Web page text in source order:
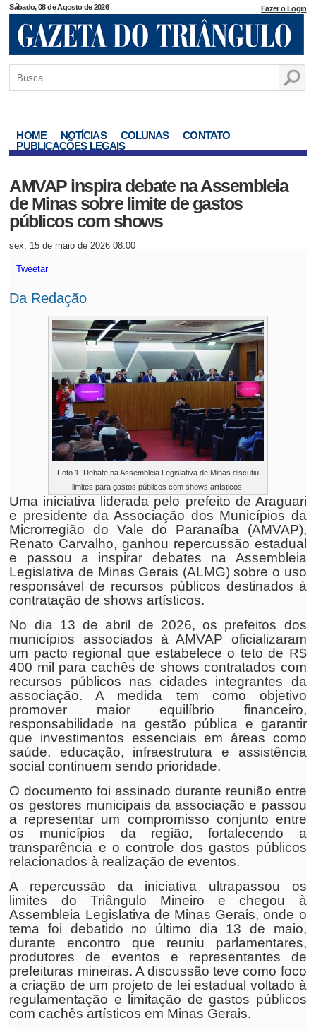
Sábado, 08 de Agosto de 2026 Fazer o Login
HOME NOTÍCIAS COLUNAS
CONTATO
PUBLICAÇÕES LEGAIS
AMVAP inspira debate na Assembleia
de Minas sobre limite de gastos
públicos com shows
sex, 15 de maio de 2026 08:00
Tweetar
Da Redação
Foto 1: Debate na Assembleia Legislativa de Minas discutiu
limites para gastos públicos com shows artísticos.
Uma iniciativa liderada pelo prefeito de Araguari
e presidente da Associação dos Municípios da
Microrregião do Vale do Paranaíba (AMVAP),
Renato Carvalho, ganhou repercussão estadual
e passou a inspirar debates na Assembleia
Legislativa de Minas Gerais (ALMG) sobre o uso
responsável de recursos públicos destinados à
contratação de shows artísticos.
No dia 13 de abril de 2026, os prefeitos dos
municípios associados à AMVAP oficializaram
um pacto regional que estabelece o teto de R$
400 mil para cachês de shows contratados com
recursos públicos nas cidades integrantes da
associação. A medida tem como objetivo
promover maior equilíbrio financeiro,
responsabilidade na gestão pública e garantir
que investimentos essenciais em áreas como
saúde, educação, infraestrutura e assistência
social continuem sendo prioridade.
O documento foi assinado durante reunião entre
os gestores municipais da associação e passou
a representar um compromisso conjunto entre
os municípios da região, fortalecendo a
transparência e o controle dos gastos públicos
relacionados à realização de eventos.
A repercussão da iniciativa ultrapassou os
limites do Triângulo Mineiro e chegou à
Assembleia Legislativa de Minas Gerais, onde o
tema foi debatido no último dia 13 de maio,
durante encontro que reuniu parlamentares,
produtores de eventos e representantes de
prefeituras mineiras. A discussão teve como foco
a criação de um projeto de lei estadual voltado à
regulamentação e limitação de gastos públicos
com cachês artísticos em Minas Gerais.